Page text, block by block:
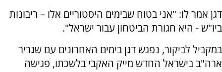
דגן אמר לו: "אני בטוח שבימים היסטוריים אלו – ריבונות
ביו"ש - היא חגורת הביטחון עבור ישראל".
במקביל לביקור, נפגש דגן בימים האחרונים עם שגריר
ארה"ב בישראל החדש מייק האקבי בלשכתו, פגישה